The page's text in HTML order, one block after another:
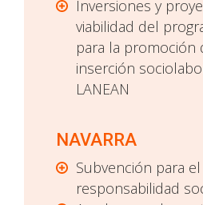
Inversiones y
viabilidad del
para la promoción
inserción
LANEAN
NAVARRA
Subvención para
responsabilidad